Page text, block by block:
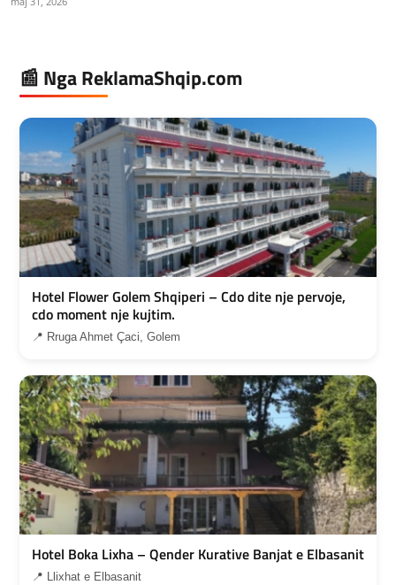
📰 Nga ReklamaShqip.com
Hotel Flower Golem Shqiperi – Cdo dite nje pervoje,
cdo moment nje kujtim.
📍 Rruga Ahmet Çaci, Golem
Hotel Boka Lixha – Qender Kurative Banjat e Elbasanit
📍 Llixhat e Elbasanit